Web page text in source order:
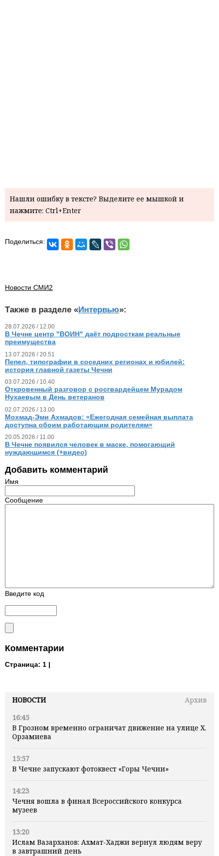
НОВОСТИ
Архив
16:45
В Грозном временно ограничат движение на улице Х.
Орзамиева
15:57
В Чечне запускают фотоквест «Горы Чечни»
14:23
Чечня вошла в финал Всероссийского конкурса
музеев
13:20
Ислам Вазарханов: Ахмат-Хаджи вернул людям веру
в завтрашний день
Нашли ошибку в тексте? Выделите ее мышкой и
нажмите: Ctrl+Enter
Поделиться:
Новости СМИ2
Также в разделе «Интервью»:
28.07.2026 / 12.00
В Чечне центр "ВОИН" даёт подросткам реальные
преимущества
13.07.2026 / 20.51
Пепел, типографии в соседних регионах и юбилей:
история главной газеты Чечни
03.07.2026 / 10.40
Откровенный разговор с росгвардейцем Мурадом
Нухаевым в День ветеранов
02.07.2026 / 13.00
Мохмад-Эми Ахмадов: «Ежегодная семейная выплата
доступна обоим работающим родителям»
20.05.2026 / 11.00
В Чечне появился человек в маске, помогающий
нуждающимся (+видео)
Добавить комментарий
Имя
Сообщение
Введите код
Комментарии
Страница: 1 |